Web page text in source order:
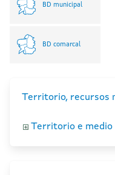
BD municipal
BD comarcal
Territorio, recursos
Territorio e medio